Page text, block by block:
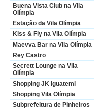
Buena Vista Club na Vila
Olímpia
Estação da Vila Olímpia
Kiss & Fly na Vila Olímpia
Maevva Bar na Vila Olímpia
Rey Castro
Secrett Lounge na Vila
Olímpia
Shopping JK Iguatemi
Shopping Vila Olímpia
Subprefeitura de Pinheiros